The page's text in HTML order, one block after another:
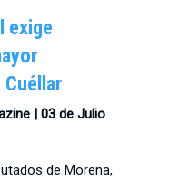
exige
| 03 de Julio
de Morena,